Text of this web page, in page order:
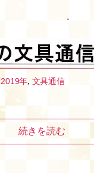
2019年, 文具通信
続きを読む